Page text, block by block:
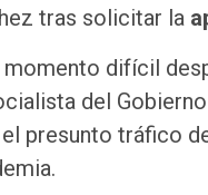
tras solicitar la
difícil
del Gobierno
presunto tráfico